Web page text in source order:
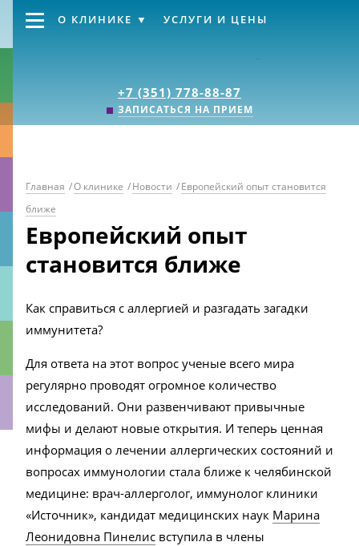
+7 (351) 778-88-87
ЗАПИСАТЬСЯ НА ПРИЕМ
О КЛИНИКЕ УСЛУГИ И ЦЕНЫ
Главная /О клинике /Новости /Европейский опыт становится
ближе
Европейский опыт
становится ближе
Как справиться с аллергией и разгадать загадки
иммунитета?
Для ответа на этот вопрос ученые всего мира
регулярно проводят огромное количество
исследований. Они развенчивают привычные
мифы и делают новые открытия. И теперь ценная
информация о лечении аллергических состояний и
вопросах иммунологии стала ближе к челябинской
медицине: врач-аллерголог, иммунолог клиники
«Источник», кандидат медицинских наук Марина
Леонидовна Пинелис вступила в члены